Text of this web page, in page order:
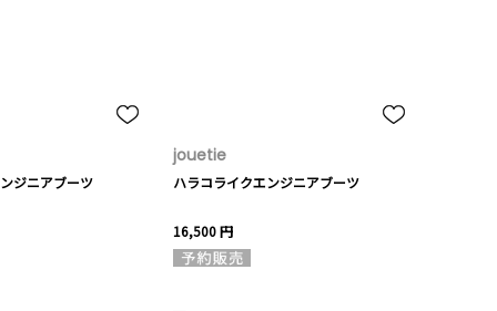
ジニアブーツ
jouetie
ハラコライクエンジニアブーツ
16,500 円